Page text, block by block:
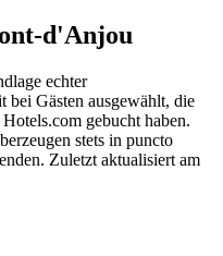
d'Anjou
echter
bei Gästen ausgewählt, die
gebucht haben.
stets in puncto
Zuletzt aktualisiert am